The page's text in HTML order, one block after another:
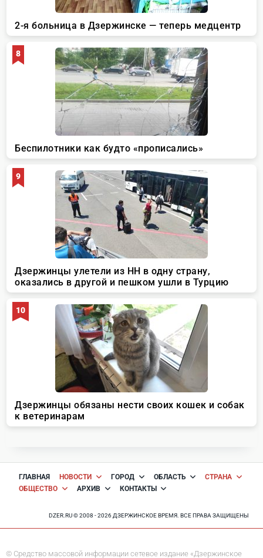
ГЛАВНАЯ НОВОСТИ ГОРОД ОБЛАСТЬ
СТРАНА
ОБЩЕСТВО
АРХИВ КОНТАКТЫ
DZER.RU © 2008 - 2026 ДЗЕРЖИНСКОЕ ВРЕМЯ. ВСЕ ПРАВА ЗАЩИЩЕНЫ
© Средство массовой информации сетевое издание «Дзержинское